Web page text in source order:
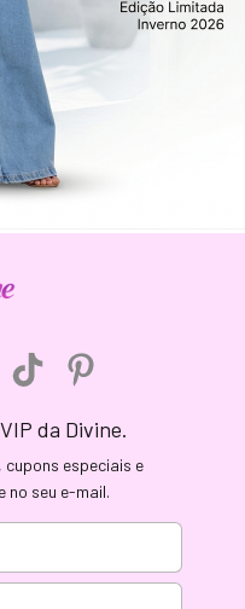
da Divine.
especiais e
no seu e-mail.